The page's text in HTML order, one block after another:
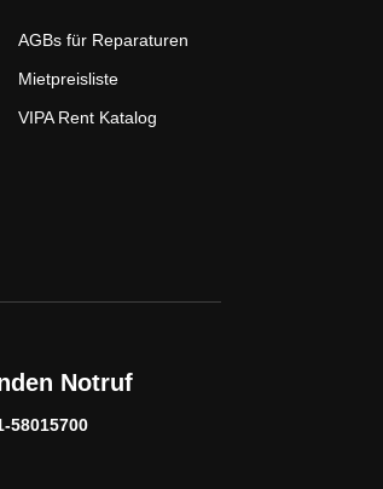
AGBs für Reparaturen
Mietpreisliste
VIPA Rent Katalog
Notruf
58015700